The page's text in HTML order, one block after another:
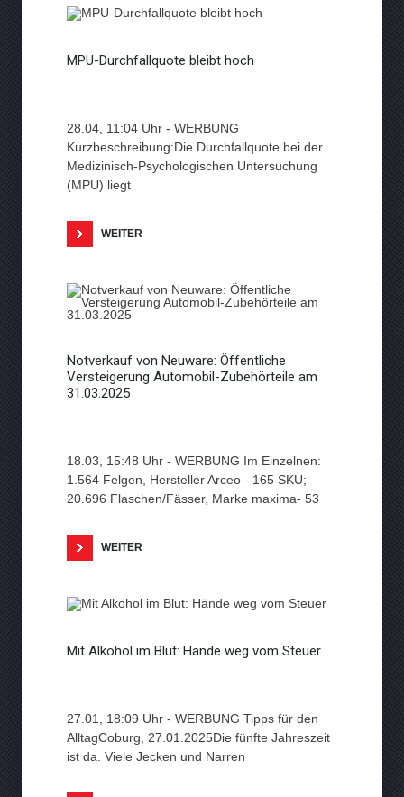
MPU-Durchfallquote bleibt hoch
28.04, 11:04 Uhr - WERBUNG
Kurzbeschreibung:Die Durchfallquote bei der
Medizinisch-Psychologischen Untersuchung
(MPU) liegt
WEITER
Notverkauf von Neuware: Öffentliche
Versteigerung Automobil-Zubehörteile am
31.03.2025
18.03, 15:48 Uhr - WERBUNG Im Einzelnen:
1.564 Felgen, Hersteller Arceo - 165 SKU;
20.696 Flaschen/Fässer, Marke maxima- 53
WEITER
Mit Alkohol im Blut: Hände weg vom Steuer
27.01, 18:09 Uhr - WERBUNG Tipps für den
AlltagCoburg, 27.01.2025Die fünfte Jahreszeit
ist da. Viele Jecken und Narren